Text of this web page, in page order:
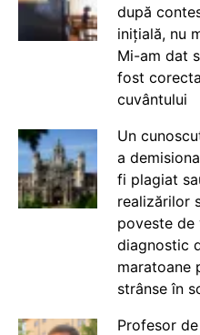
după
inițială, nu
Mi-am dat
fost
cuvântului
Un
a
fi plagiat
realizărilor
poveste de
diagnostic
maratoane
strânse în
Profesor